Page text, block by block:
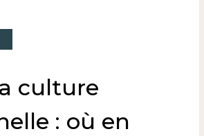
culture
: où en